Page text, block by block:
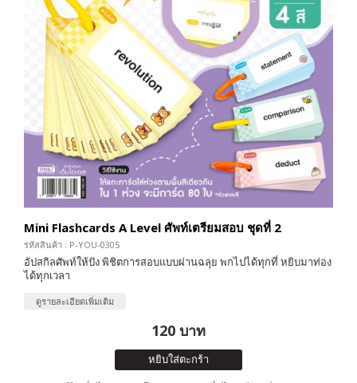
Mini Flashcards A Level ศัพท์เตรียมสอบ ชุดที่ 2
รหัสสินค้า : P-YOU-0305
อัปสกิลศัพท์ให้ปัง พิชิตการสอบแบบผ่านฉลุย พกไปได้ทุกที่ หยิบมาท่อง
ได้ทุกเวลา
ดูรายละเอียดเพิ่มเติม
120 บาท
หยิบใส่ตะกร้า